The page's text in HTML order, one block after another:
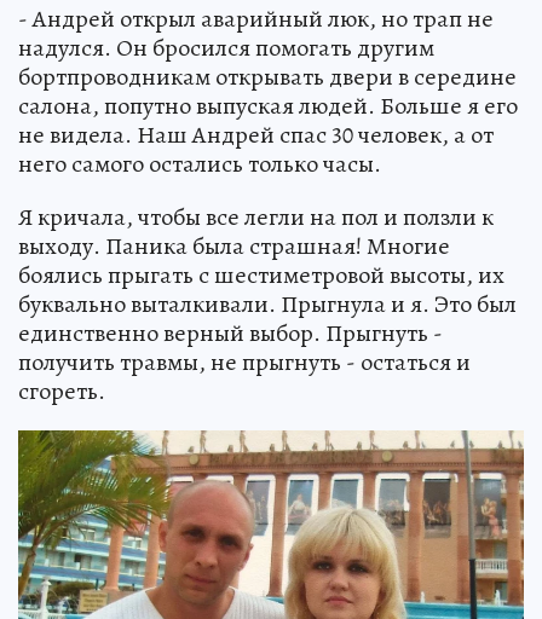
- Андрей открыл аварийный люк, но трап не
надулся. Он бросился помогать другим
бортпроводникам открывать двери в середине
салона, попутно выпуская людей. Больше я его
не видела. Наш Андрей спас 30 человек, а от
него самого остались только часы.
Я кричала, чтобы все легли на пол и ползли к
выходу. Паника была страшная! Многие
боялись прыгать с шестиметровой высоты, их
буквально выталкивали. Прыгнула и я. Это был
единственно верный выбор. Прыгнуть -
получить травмы, не прыгнуть - остаться и
сгореть.